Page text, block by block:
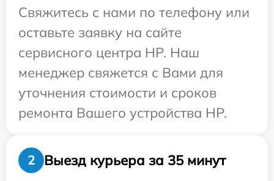
Свяжитесь с нами по телефону или
оставьте заявку на сайте
сервисного центра HP. Наш
менеджер свяжется с Вами для
уточнения стоимости и сроков
ремонта Вашего устройства HP.
2
Выезд курьера за 35 минут